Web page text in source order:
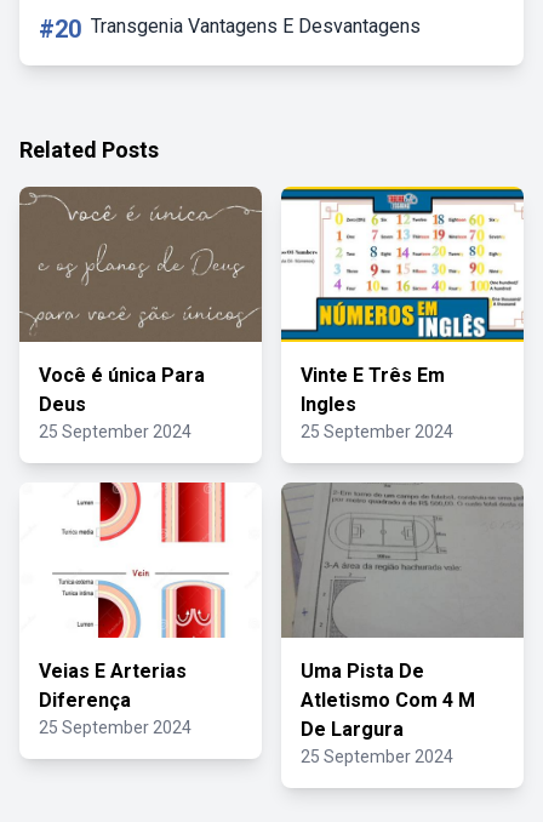
#20 Transgenia Vantagens E Desvantagens
Related Posts
Você é única Para
Deus
25 September 2024
Vinte E Três Em
Ingles
25 September 2024
Veias E Arterias
Diferença
25 September 2024
Uma Pista De
Atletismo Com 4 M
De Largura
25 September 2024